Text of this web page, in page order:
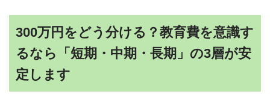
300万円をどう分ける？教育費を意識す
るなら「短期・中期・長期」の3層が安
定します